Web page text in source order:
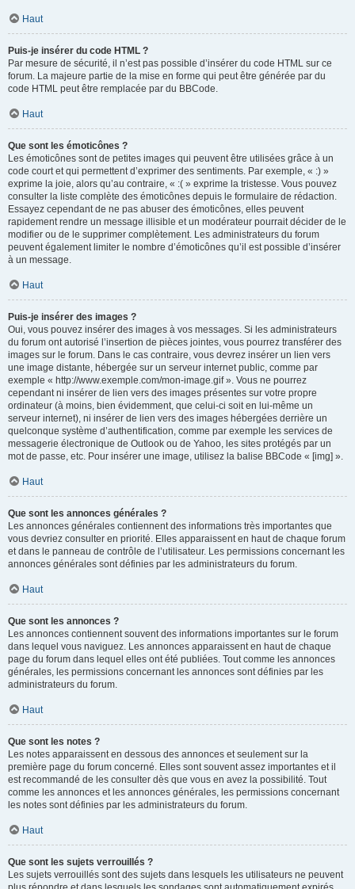
Haut
Puis-je insérer du code HTML ?
Par mesure de sécurité, il n’est pas possible d’insérer du code HTML sur ce
forum. La majeure partie de la mise en forme qui peut être générée par du
code HTML peut être remplacée par du BBCode.
Haut
Que sont les émoticônes ?
Les émoticônes sont de petites images qui peuvent être utilisées grâce à un
code court et qui permettent d’exprimer des sentiments. Par exemple, « :) »
exprime la joie, alors qu’au contraire, « :( » exprime la tristesse. Vous pouvez
consulter la liste complète des émoticônes depuis le formulaire de rédaction.
Essayez cependant de ne pas abuser des émoticônes, elles peuvent
rapidement rendre un message illisible et un modérateur pourrait décider de le
modifier ou de le supprimer complètement. Les administrateurs du forum
peuvent également limiter le nombre d’émoticônes qu’il est possible d’insérer
à un message.
Haut
Puis-je insérer des images ?
Oui, vous pouvez insérer des images à vos messages. Si les administrateurs
du forum ont autorisé l’insertion de pièces jointes, vous pourrez transférer des
images sur le forum. Dans le cas contraire, vous devrez insérer un lien vers
une image distante, hébergée sur un serveur internet public, comme par
exemple « http://www.exemple.com/mon-image.gif ». Vous ne pourrez
cependant ni insérer de lien vers des images présentes sur votre propre
ordinateur (à moins, bien évidemment, que celui-ci soit en lui-même un
serveur internet), ni insérer de lien vers des images hébergées derrière un
quelconque système d’authentification, comme par exemple les services de
messagerie électronique de Outlook ou de Yahoo, les sites protégés par un
mot de passe, etc. Pour insérer une image, utilisez la balise BBCode « [img] ».
Haut
Que sont les annonces générales ?
Les annonces générales contiennent des informations très importantes que
vous devriez consulter en priorité. Elles apparaissent en haut de chaque forum
et dans le panneau de contrôle de l’utilisateur. Les permissions concernant les
annonces générales sont définies par les administrateurs du forum.
Haut
Que sont les annonces ?
Les annonces contiennent souvent des informations importantes sur le forum
dans lequel vous naviguez. Les annonces apparaissent en haut de chaque
page du forum dans lequel elles ont été publiées. Tout comme les annonces
générales, les permissions concernant les annonces sont définies par les
administrateurs du forum.
Haut
Que sont les notes ?
Les notes apparaissent en dessous des annonces et seulement sur la
première page du forum concerné. Elles sont souvent assez importantes et il
est recommandé de les consulter dès que vous en avez la possibilité. Tout
comme les annonces et les annonces générales, les permissions concernant
les notes sont définies par les administrateurs du forum.
Haut
Que sont les sujets verrouillés ?
Les sujets verrouillés sont des sujets dans lesquels les utilisateurs ne peuvent